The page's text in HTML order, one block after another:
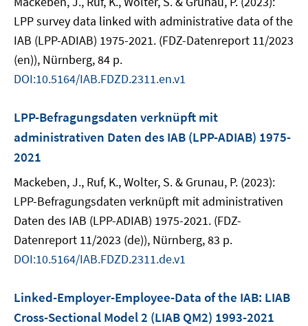
LPP survey data linked with administrative data of the
IAB (LPP-ADIAB) 1975-2021. (FDZ-Datenreport 11/2023
(en)), Nürnberg, 84 p.
DOI:10.5164/IAB.FDZD.2311.en.v1
LPP-Befragungsdaten verknüpft mit
administrativen Daten des IAB (LPP-ADIAB) 1975-
2021
Mackeben, J., Ruf, K., Wolter, S. & Grunau, P. (2023):
LPP-Befragungsdaten verknüpft mit administrativen
Daten des IAB (LPP-ADIAB) 1975-2021. (FDZ-
Datenreport 11/2023 (de)), Nürnberg, 83 p.
DOI:10.5164/IAB.FDZD.2311.de.v1
Linked-Employer-Employee-Data of the IAB: LIAB
Cross-Sectional Model 2 (LIAB QM2) 1993-2021